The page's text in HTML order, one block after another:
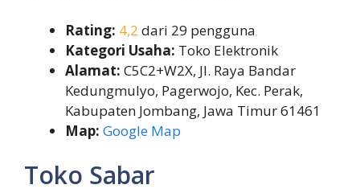
Rating: 4,2 dari 29 pengguna
Kategori Usaha: Toko Elektronik
Alamat: C5C2+W2X, Jl. Raya Bandar
Kedungmulyo, Pagerwojo, Kec. Perak,
Kabupaten Jombang, Jawa Timur 61461
Map: Google Map
Toko Sabar